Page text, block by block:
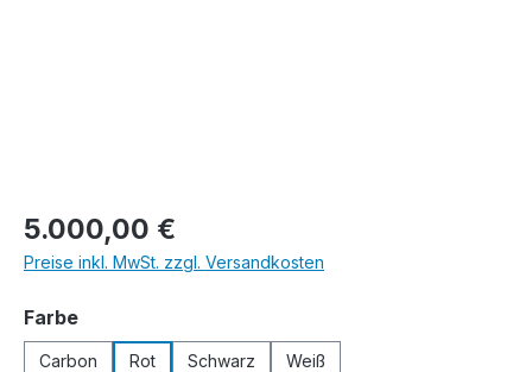
Regulärer Preis:
5.000,00 €
Preise inkl. MwSt. zzgl. Versandkosten
Farbeauswählen
Carbon Rot Schwarz Weiß